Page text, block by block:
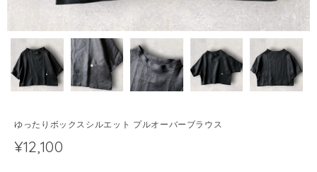
ゆったりボックスシルエット プルオーバーブラウス
¥12,100